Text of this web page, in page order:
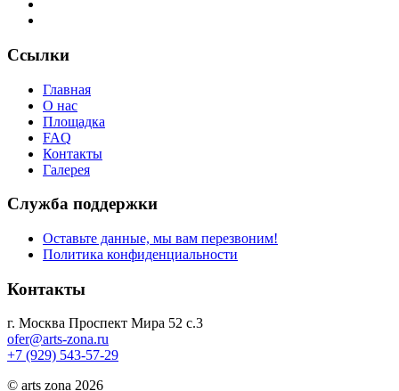
Ссылки
Главная
О нас
Площадка
FAQ
Контакты
Галерея
Служба поддержки
Оставьте данные, мы вам перезвоним!
Политика конфиденциальности
Контакты
г. Москва Проспект Мира 52 с.3
ofer@arts-zona.ru
+7 (929) 543-57-29
© arts zona 2026